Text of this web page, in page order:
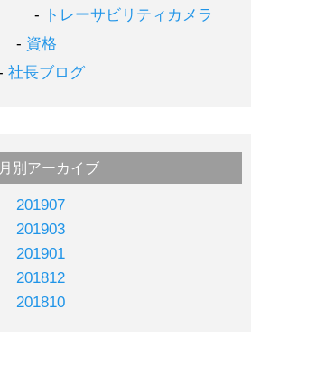
トレーサビリティカメラ
資格
社長ブログ
月別アーカイブ
201907
201903
201901
201812
201810